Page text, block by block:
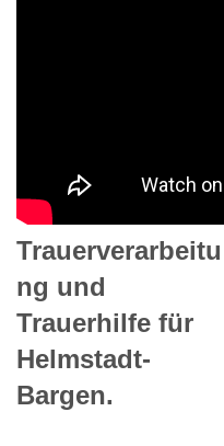
Trauerverarbeitu
ng und
Trauerhilfe für
Helmstadt-
Bargen.